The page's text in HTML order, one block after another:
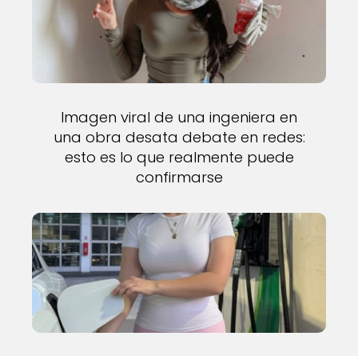
Imagen viral de una ingeniera en
una obra desata debate en redes:
esto es lo que realmente puede
confirmarse